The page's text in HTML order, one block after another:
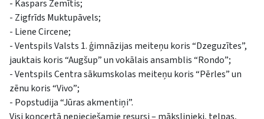
- Kaspars Zemītis;
- Zigfrīds Muktupāvels;
- Liene Circene;
- Ventspils Valsts 1. ģimnāzijas meiteņu koris “Dzeguzītes”,
jauktais koris “Augšup” un vokālais ansamblis “Rondo”;
- Ventspils Centra sākumskolas meiteņu koris “Pērles” un
zēnu koris “Vivo”;
- Popstudija “Jūras akmentiņi”.